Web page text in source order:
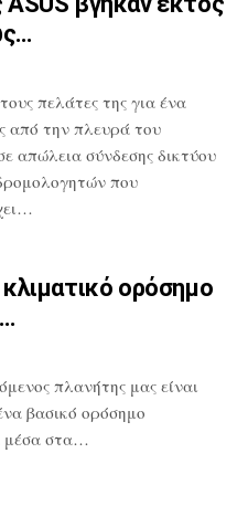
πελάτες της για ένα
από την πλευρά του
απώλεια σύνδεσης δικτύου
που
ορόσημο
πλανήτης μας είναι
βασικό ορόσημο
μέσα στα…